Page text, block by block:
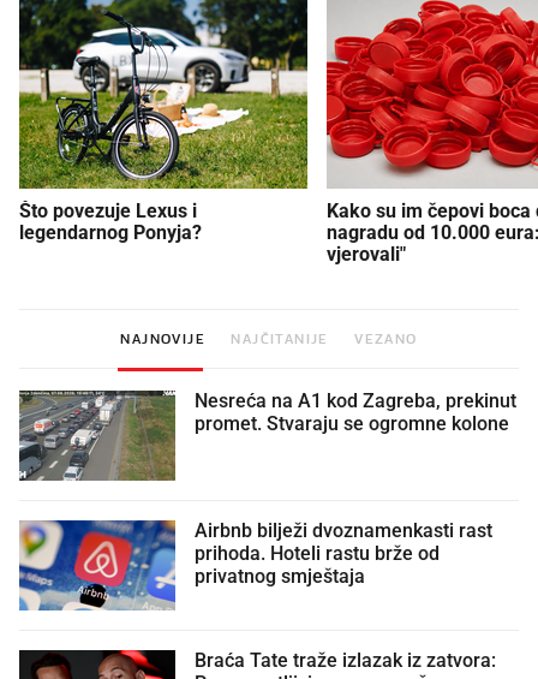
Što povezuje Lexus i
legendarnog Ponyja?
Kako su im čepovi boca
nagradu od 10.000
vjerovali"
NAJNOVIJE NAJČITANIJE VEZANO
Nesreća na A1 kod Zagreba, prekinut
promet. Stvaraju se ogromne kolone
Airbnb bilježi dvoznamenkasti rast
prihoda. Hoteli rastu brže od
privatnog smještaja
Braća Tate traže izlazak iz zatvora: